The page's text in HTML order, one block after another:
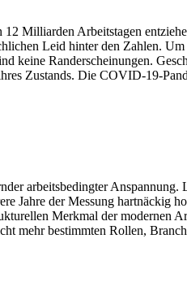
12 Milliarden Arbeitstagen
Leid hinter den Zahlen.
keine Randerscheinungen.
Zustands. Die COVID-19-
arbeitsbedingter
Jahre der Messung hartnäckig
Merkmal der modernen
mehr bestimmten Rollen,